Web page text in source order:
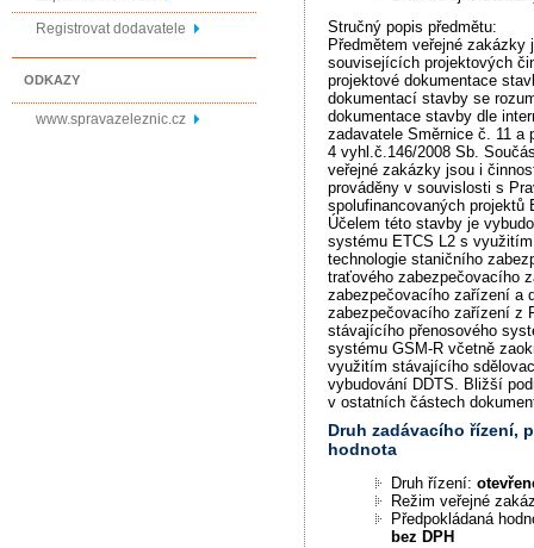
Registrovat dodavatele
ODKAZY
www.spravazeleznic.cz
Stručný popis předmětu:
Předmětem veřejné
souvisejících projektových
projektové dokumentace
dokumentací stavby se
dokumentace stavby dle
zadavatele Směrnice č. 11 a
4 vyhl.č.146/2008 Sb.
veřejné zakázky jsou i
prováděny v souvislosti s
spolufinancovaných projektů
Účelem této stavby je
systému ETCS L2 s
technologie staničního
traťového zabezpečovacího
zabezpečovacího zařízení a
zabezpečovacího zařízení z
stávajícího přenosového
systému GSM-R včetně
využitím stávajícího
vybudování DDTS. Bližší
v ostatních částech
Druh zadávacího řízení,
hodnota
Druh řízení:
Režim veřejné
Předpokládaná
bez DPH